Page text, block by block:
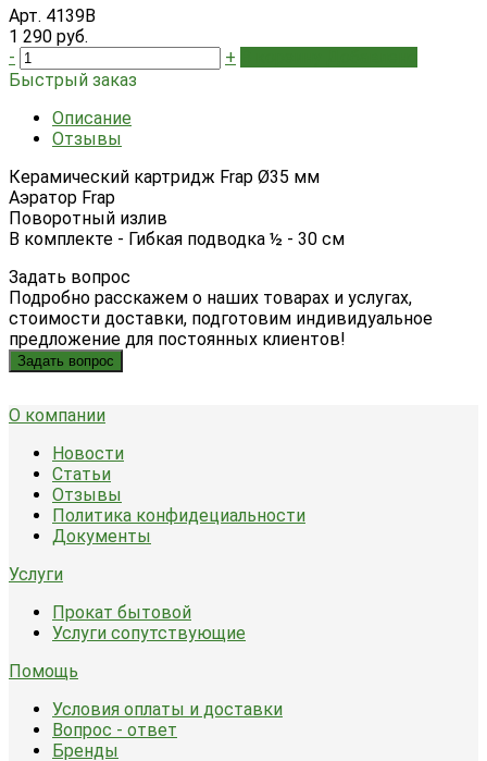
Арт. 4139В
1 290 руб.
-
+
Быстрый заказ
Описание
Отзывы
Керамический картридж Frap Ø35 мм
Аэратор Frap
Поворотный излив
В комплекте - Гибкая подводка ½ - 30 см
Задать вопрос
Подробно расскажем о наших товарах и услугах,
стоимости доставки, подготовим индивидуальное
предложение для постоянных клиентов!
Задать вопрос
О компании
Новости
Статьи
Отзывы
Политика конфидециальности
Документы
Услуги
Прокат бытовой
Услуги сопутствующие
Помощь
Условия оплаты и доставки
Вопрос - ответ
Бренды